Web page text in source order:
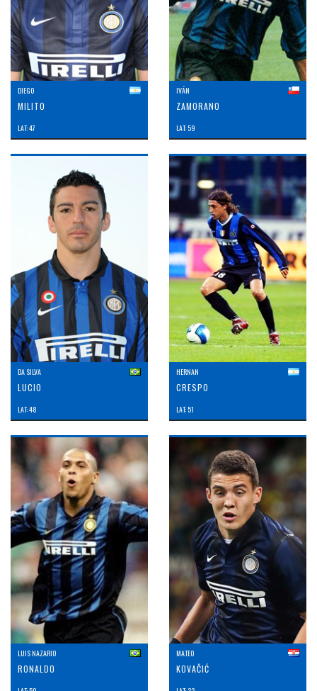
DIEGO
MILITO
LAT: 47
IVÁN
ZAMORANO
LAT: 59
DA SILVA
LUCIO
LAT: 48
HERNAN
CRESPO
LAT: 51
LUIS NAZARIO
RONALDO
MATEO
KOVAČIĆ